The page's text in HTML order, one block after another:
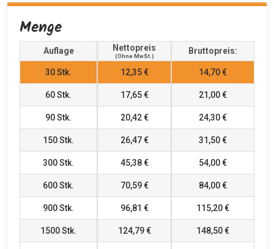
Menge
Auflage Nettopreis
(ohne MwSt.)
Bruttopreis:
30Stk. 12,35 € 14,70 €
60Stk. 17,65 € 21,00 €
90Stk. 20,42 € 24,30 €
150Stk. 26,47 € 31,50 €
300Stk. 45,38 € 54,00 €
600Stk. 70,59 € 84,00 €
900Stk. 96,81 € 115,20 €
1500Stk. 124,79 € 148,50 €